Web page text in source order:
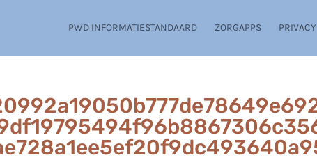
PWD INFORMATIESTANDAARD ZORGAPPS PRIVACY